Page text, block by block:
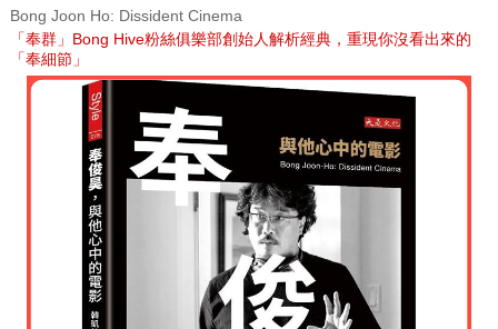
Bong Joon Ho: Dissident Cinema
「奉群」Bong Hive粉絲俱樂部創始人解析經典，重現你沒看出來的
「奉細節」